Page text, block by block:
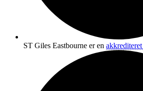
ST Giles Eastbourne er en